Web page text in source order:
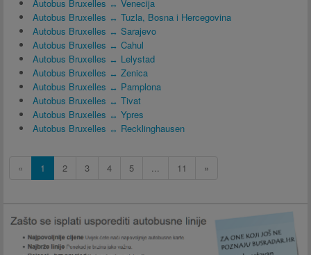
Autobus Bruxelles ↔ Venecija
Autobus Bruxelles ↔ Tuzla, Bosna i Hercegovina
Autobus Bruxelles ↔ Sarajevo
Autobus Bruxelles ↔ Cahul
Autobus Bruxelles ↔ Lelystad
Autobus Bruxelles ↔ Zenica
Autobus Bruxelles ↔ Pamplona
Autobus Bruxelles ↔ Tivat
Autobus Bruxelles ↔ Ypres
Autobus Bruxelles ↔ Recklinghausen
« 1 2 3 4 5 ... 11 »